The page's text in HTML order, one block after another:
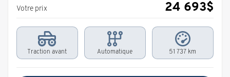
Votre prix 24 693$
Traction avant Automatique 51 737 km